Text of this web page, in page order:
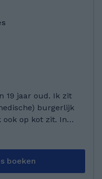
19 jaar oud. Ik zit
burgerlijk
op kot zit. In
mijn planten
boeken